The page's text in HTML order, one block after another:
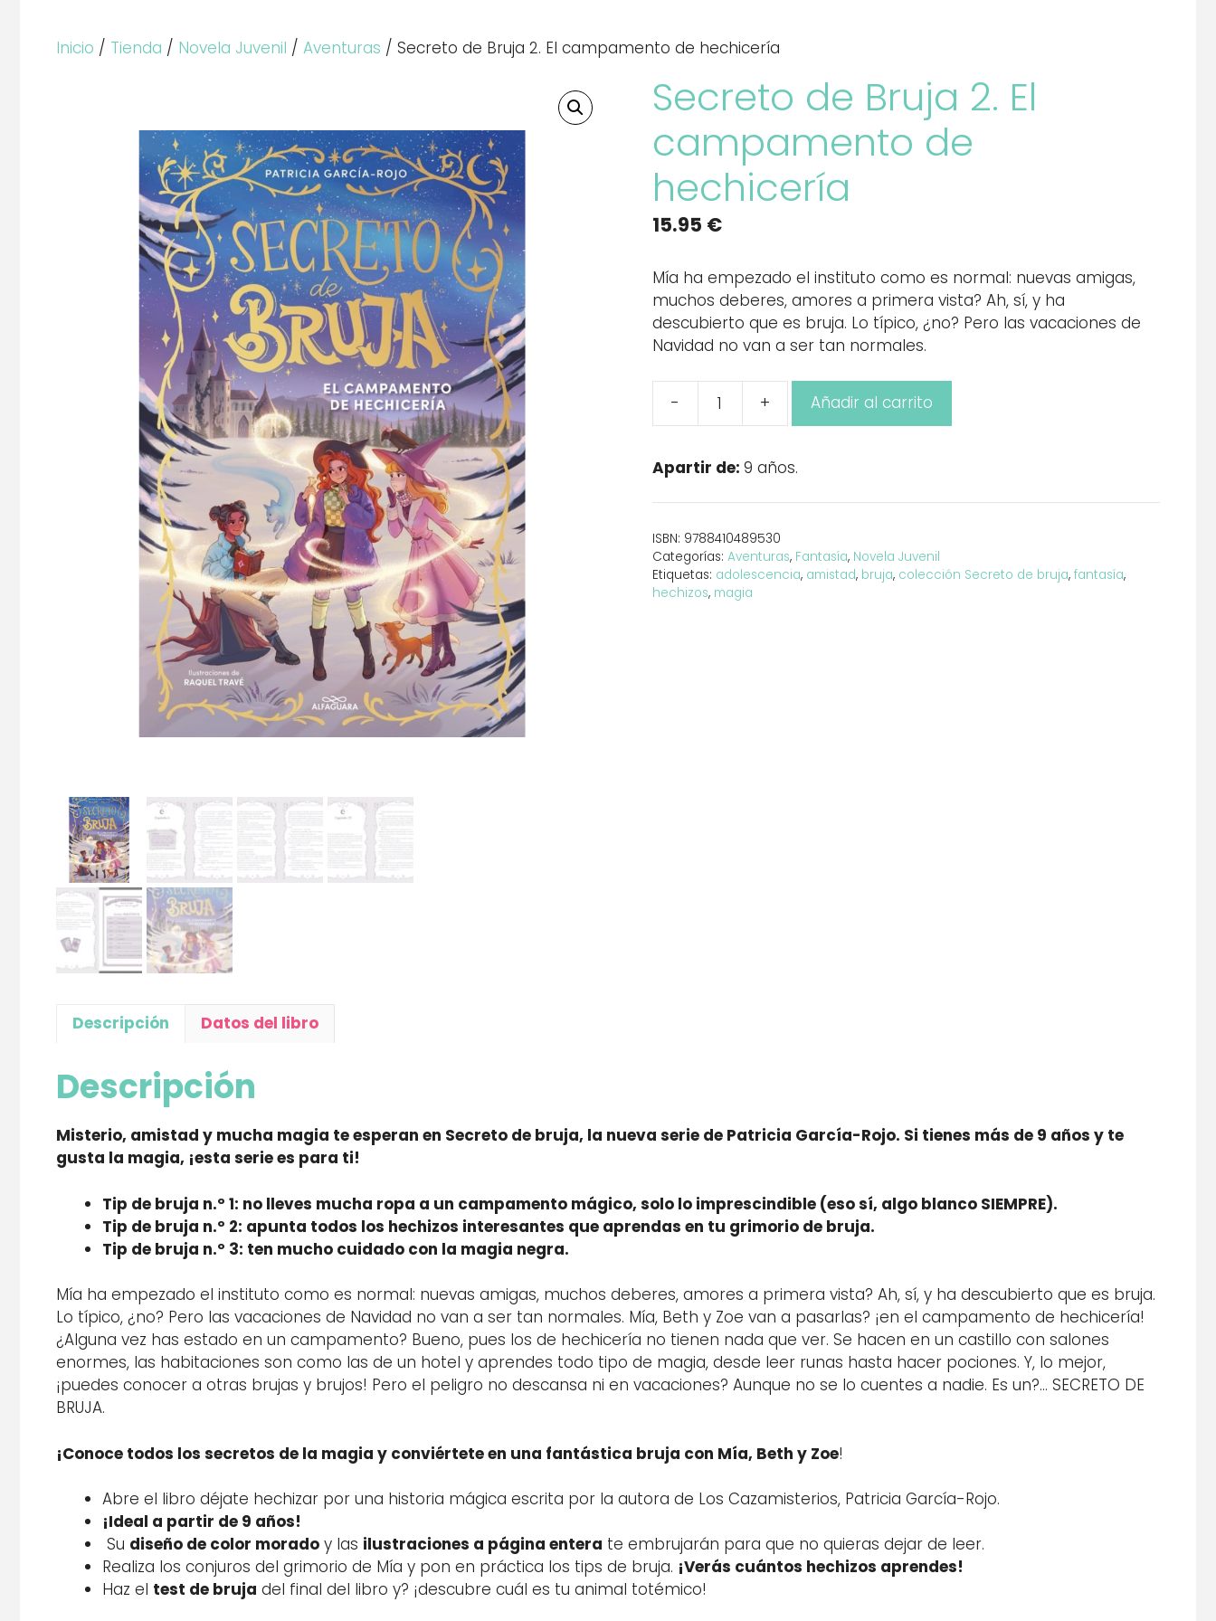
Inicio / Tienda / Novela Juvenil / Aventuras / Secreto de Bruja 2. El campamento de hechicería
Secreto de Bruja 2. El
campamento de
hechicería
15.95 €
Mía ha empezado el instituto como es normal: nuevas amigas,
muchos deberes, amores a primera vista? Ah, sí, y ha
descubierto que es bruja. Lo típico, ¿no? Pero las vacaciones de
Navidad no van a ser tan normales.
-
Bruja
2.
El
de
hechicería
cantidad
+ Añadir al carrito
Apartir de: 9 años.
ISBN: 9788410489530
Categorías: Aventuras, Fantasía, Novela Juvenil
Etiquetas: adolescencia, amistad, bruja, colección Secreto de bruja, fantasía,
hechizos, magia
Descripción Datos del libro
Descripción
Misterio, amistad y mucha magia te esperan en Secreto de bruja, la nueva serie de Patricia García-Rojo. Si tienes más de 9 años y te
gusta la magia, ¡esta serie es para ti!
Tip de bruja n.º 1: no lleves mucha ropa a un campamento mágico, solo lo imprescindible (eso sí, algo blanco SIEMPRE).
Tip de bruja n.º 2: apunta todos los hechizos interesantes que aprendas en tu grimorio de bruja.
Tip de bruja n.º 3: ten mucho cuidado con la magia negra.
Mía ha empezado el instituto como es normal: nuevas amigas, muchos deberes, amores a primera vista? Ah, sí, y ha descubierto que es bruja.
Lo típico, ¿no? Pero las vacaciones de Navidad no van a ser tan normales. Mía, Beth y Zoe van a pasarlas? ¡en el campamento de hechicería!
¿Alguna vez has estado en un campamento? Bueno, pues los de hechicería no tienen nada que ver. Se hacen en un castillo con salones
enormes, las habitaciones son como las de un hotel y aprendes todo tipo de magia, desde leer runas hasta hacer pociones. Y, lo mejor,
¡puedes conocer a otras brujas y brujos! Pero el peligro no descansa ni en vacaciones? Aunque no se lo cuentes a nadie. Es un?… SECRETO DE
BRUJA.
¡Conoce todos los secretos de la magia y conviértete en una fantástica bruja con Mía, Beth y Zoe!
Abre el libro déjate hechizar por una historia mágica escrita por la autora de Los Cazamisterios, Patricia García-Rojo.
¡Ideal a partir de 9 años!
Su diseño de color morado y las ilustraciones a página entera te embrujarán para que no quieras dejar de leer.
Realiza los conjuros del grimorio de Mía y pon en práctica los tips de bruja. ¡Verás cuántos hechizos aprendes!
Haz el test de bruja del final del libro y? ¡descubre cuál es tu animal totémico!